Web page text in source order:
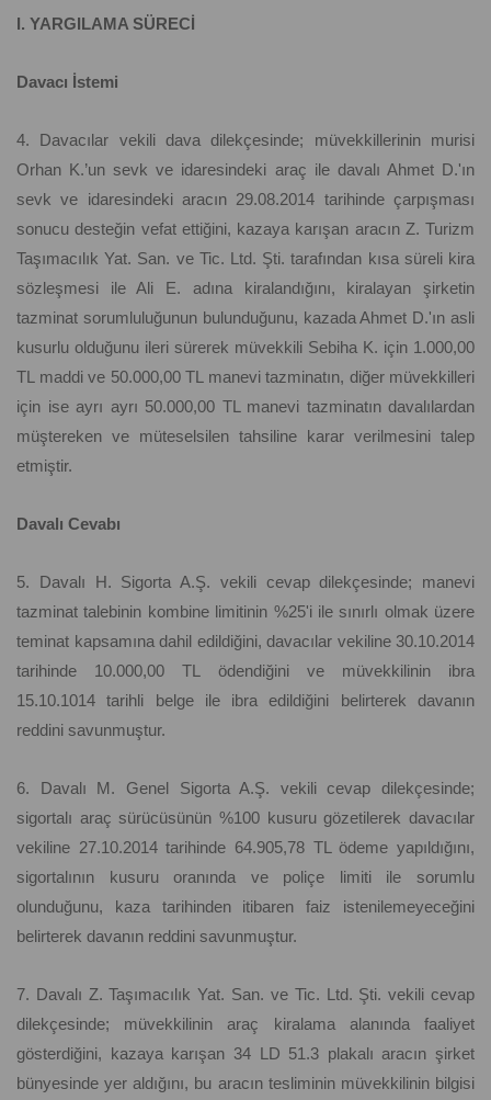
I. YARGILAMA SÜRECİ
Davacı İstemi
4. Davacılar vekili dava dilekçesinde; müvekkillerinin murisi
Orhan K.’un sevk ve idaresindeki araç ile davalı Ahmet D.'ın
sevk ve idaresindeki aracın 29.08.2014 tarihinde çarpışması
sonucu desteğin vefat ettiğini, kazaya karışan aracın Z. Turizm
Taşımacılık Yat. San. ve Tic. Ltd. Şti. tarafından kısa süreli kira
sözleşmesi ile Ali E. adına kiralandığını, kiralayan şirketin
tazminat sorumluluğunun bulunduğunu, kazada Ahmet D.'ın asli
kusurlu olduğunu ileri sürerek müvekkili Sebiha K. için 1.000,00
TL maddi ve 50.000,00 TL manevi tazminatın, diğer müvekkilleri
için ise ayrı ayrı 50.000,00 TL manevi tazminatın davalılardan
müştereken ve müteselsilen tahsiline karar verilmesini talep
etmiştir.
Davalı Cevabı
5. Davalı H. Sigorta A.Ş. vekili cevap dilekçesinde; manevi
tazminat talebinin kombine limitinin %25'i ile sınırlı olmak üzere
teminat kapsamına dahil edildiğini, davacılar vekiline 30.10.2014
tarihinde 10.000,00 TL ödendiğini ve müvekkilinin ibra
15.10.1014 tarihli belge ile ibra edildiğini belirterek davanın
reddini savunmuştur.
6. Davalı M. Genel Sigorta A.Ş. vekili cevap dilekçesinde;
sigortalı araç sürücüsünün %100 kusuru gözetilerek davacılar
vekiline 27.10.2014 tarihinde 64.905,78 TL ödeme yapıldığını,
sigortalının kusuru oranında ve poliçe limiti ile sorumlu
olunduğunu, kaza tarihinden itibaren faiz istenilemeyeceğini
belirterek davanın reddini savunmuştur.
7. Davalı Z. Taşımacılık Yat. San. ve Tic. Ltd. Şti. vekili cevap
dilekçesinde; müvekkilinin araç kiralama alanında faaliyet
gösterdiğini, kazaya karışan 34 LD 51.3 plakalı aracın şirket
bünyesinde yer aldığını, bu aracın tesliminin müvekkilinin bilgisi